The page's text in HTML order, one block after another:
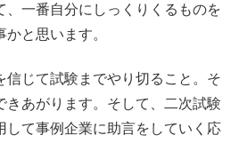
、一番自分にしっくりくるものを
と思います。
信じて試験までやり切ること。そ
きあがります。そして、二次試験
して事例企業に助言をしていく応